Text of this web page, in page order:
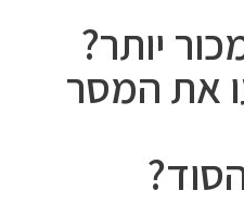
יותר?
את המסר